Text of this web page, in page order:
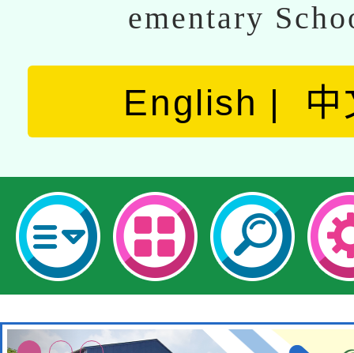
ementary
English 中